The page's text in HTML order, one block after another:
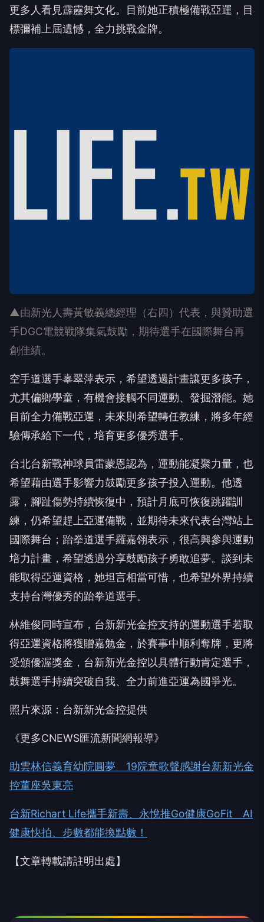
更多人看見霹靂舞文化。目前她正積極備戰亞運，目
標彌補上屆遺憾，全力挑戰金牌。
▲由新光人壽黃敏義總經理（右四）代表，與贊助選
手DGC電競戰隊集氣鼓勵，期待選手在國際舞台再
創佳績。
空手道選手辜翠萍表示，希望透過計畫讓更多孩子，
尤其偏鄉學童，有機會接觸不同運動、發掘潛能。她
目前全力備戰亞運，未來則希望轉任教練，將多年經
驗傳承給下一代，培育更多優秀選手。
台北台新戰神球員雷蒙恩認為，運動能凝聚力量，也
希望藉由選手影響力鼓勵更多孩子投入運動。他透
露，腳趾傷勢持續恢復中，預計月底可恢復跳躍訓
練，仍希望趕上亞運備戰，並期待未來代表台灣站上
國際舞台；跆拳道選手羅嘉翎表示，很高興參與運動
培力計畫，希望透過分享鼓勵孩子勇敢追夢。談到未
能取得亞運資格，她坦言相當可惜，也希望外界持續
支持台灣優秀的跆拳道選手。
林維俊同時宣布，台新新光金控支持的運動選手若取
得亞運資格將獲贈嘉勉金，於賽事中順利奪牌，更將
受頒優渥獎金，台新新光金控以具體行動肯定選手，
鼓舞選手持續突破自我、全力前進亞運為國爭光。
照片來源：台新新光金控提供
《更多CNEWS匯流新聞網報導》
助雲林信義育幼院圓夢 19院童歌聲感謝台新新光金
控董座吳東亮
台新Richart Life攜手新壽、永悅推Go健康GoFit AI
健康快拍、步數都能換點數！
【文章轉載請註明出處】